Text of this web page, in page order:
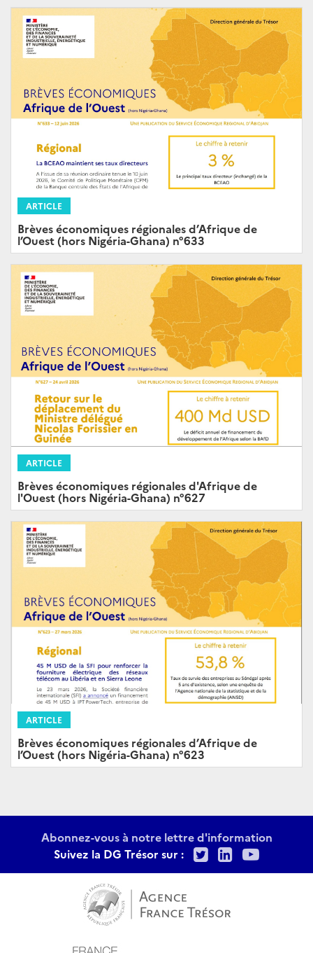
ARTICLE
Brèves économiques régionales d’Afrique de
l’Ouest (hors Nigéria-Ghana) n°633
ARTICLE
Brèves économiques régionales d'Afrique de
l'Ouest (hors Nigéria-Ghana) n°627
ARTICLE
Brèves économiques régionales d’Afrique de
l’Ouest (hors Nigéria-Ghana) n°623
Abonnez-vous à notre lettre d'information
Suivez la DG Trésor sur :
TwitterLinkedIn